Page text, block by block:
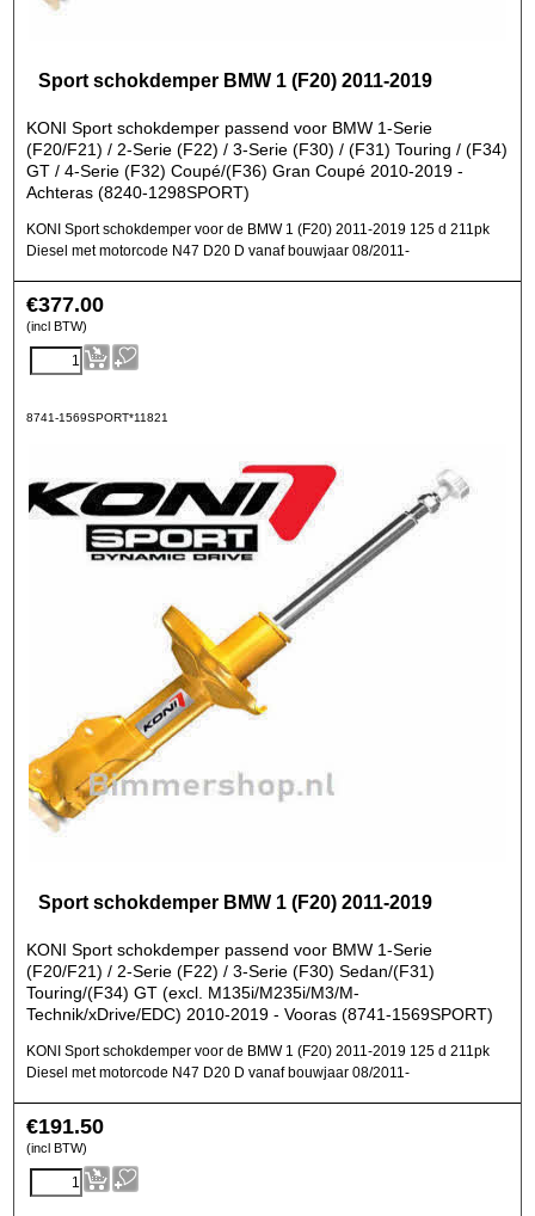
Sport schokdemper BMW 1 (F20) 2011-2019
KONI Sport schokdemper passend voor BMW 1-Serie
(F20/F21) / 2-Serie (F22) / 3-Serie (F30) / (F31) Touring / (F34)
GT / 4-Serie (F32) Coupé/(F36) Gran Coupé 2010-2019 -
Achteras (8240-1298SPORT)
KONI Sport schokdemper voor de BMW 1 (F20) 2011-2019 125 d 211pk
Diesel met motorcode N47 D20 D vanaf bouwjaar 08/2011-
€377.00
(incl BTW)
8741-1569SPORT*11821
Sport schokdemper BMW 1 (F20) 2011-2019
KONI Sport schokdemper passend voor BMW 1-Serie
(F20/F21) / 2-Serie (F22) / 3-Serie (F30) Sedan/(F31)
Touring/(F34) GT (excl. M135i/M235i/M3/M-
Technik/xDrive/EDC) 2010-2019 - Vooras (8741-1569SPORT)
KONI Sport schokdemper voor de BMW 1 (F20) 2011-2019 125 d 211pk
Diesel met motorcode N47 D20 D vanaf bouwjaar 08/2011-
€191.50
(incl BTW)